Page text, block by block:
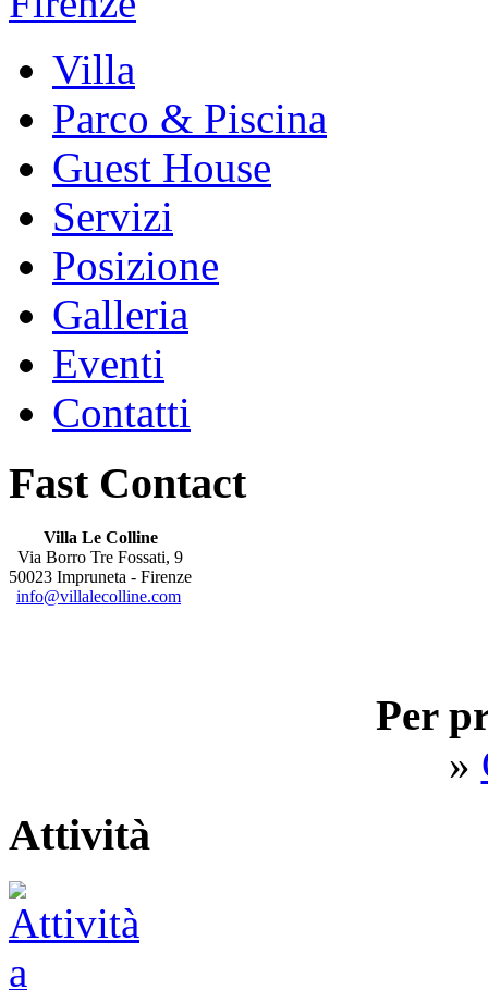
Villa
Parco & Piscina
Guest House
Servizi
Posizione
Galleria
Eventi
Contatti
Fast Contact
Villa Le Colline
Via Borro Tre Fossati, 9
50023 Impruneta - Firenze
info@villalecolline.com
Per
»
Attività